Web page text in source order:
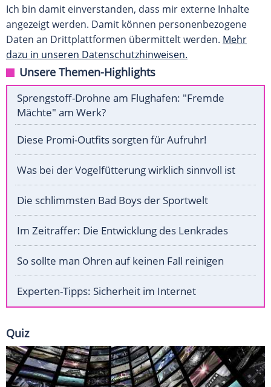
Ich bin damit einverstanden, dass mir externe Inhalte
angezeigt werden. Damit können personenbezogene
Daten an Drittplattformen übermittelt werden. Mehr
dazu in unseren Datenschutzhinweisen.
Unsere Themen-Highlights
Sprengstoff-Drohne am Flughafen: "Fremde
Mächte" am Werk?
Diese Promi-Outfits sorgten für Aufruhr!
Was bei der Vogelfütterung wirklich sinnvoll ist
Die schlimmsten Bad Boys der Sportwelt
Im Zeitraffer: Die Entwicklung des Lenkrades
So sollte man Ohren auf keinen Fall reinigen
Experten-Tipps: Sicherheit im Internet
Quiz